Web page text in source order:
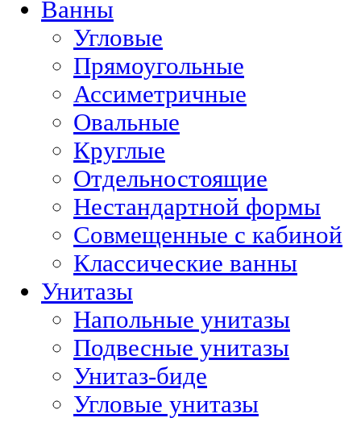
Ванны
Угловые
Прямоугольные
Ассиметричные
Овальные
Круглые
Отдельностоящие
Нестандартной формы
Совмещенные с кабиной
Классические ванны
Унитазы
Напольные унитазы
Подвесные унитазы
Унитаз-биде
Угловые унитазы